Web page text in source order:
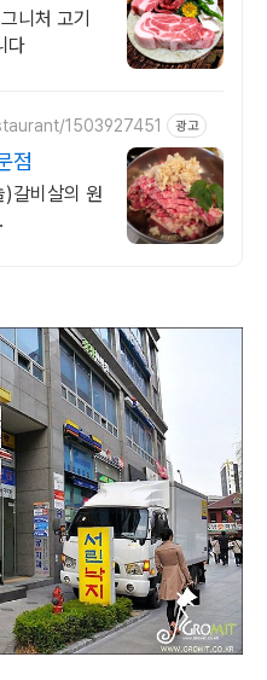
니처 고기
다
1503927451 광고
점
)갈비살의 원